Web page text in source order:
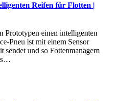
Reifen für Flotten |
Prototypen einen intelligenten
Pneu ist mit einem Sensor
sendet und so Fottenmanagern